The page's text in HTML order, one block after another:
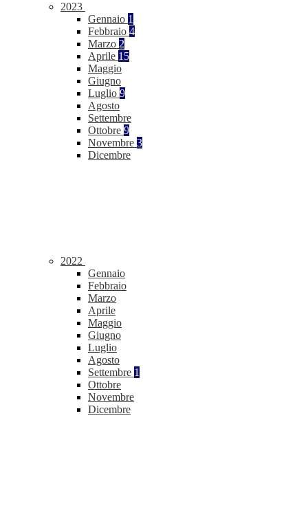
2023
Gennaio 1
Febbraio 4
Marzo 2
Aprile 15
Maggio
Giugno
Luglio 9
Agosto
Settembre
Ottobre 9
Novembre 3
Dicembre
2022
Gennaio
Febbraio
Marzo
Aprile
Maggio
Giugno
Luglio
Agosto
Settembre 1
Ottobre
Novembre
Dicembre